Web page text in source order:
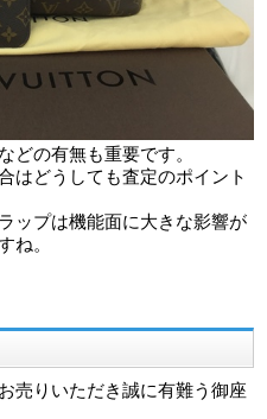
どの有無も重要です。
はどうしても査定のポイント
ップは機能面に大きな影響が
ね。
売りいただき誠に有難う御座